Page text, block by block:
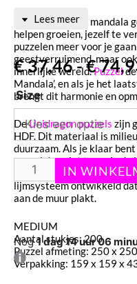
We hebben deze
helpen groeien, jezelf te
puzzelen meer voor je
geestverruimend, maar
innerlijke wereld.Puzzelde
Mandala’, en als je het
brengt dit harmonie en
DeUnidragon puzzels zijn
HDF. Dit materiaal is
duurzaam. Als je klaar
puzzel dan niet terug in de
interieurdecoratie! Wij
lijmsysteem ontwikkeld
aan de muur plakt.
MEDIUM
Aantal stukjes: 200
Puzzel afmeting: 250 x
Verpakking: 159 x 159 x
Lees meer
€37,46-€
Size
Nog1 dag 14 uur 06